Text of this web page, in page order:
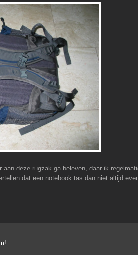
aan deze rugzak ga beleven, daar ik
dat een notebook tas dan niet altijd